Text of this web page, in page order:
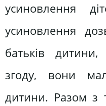
усиновлення
усиновлення
батьків
згоду, вони
дитини. Разом з